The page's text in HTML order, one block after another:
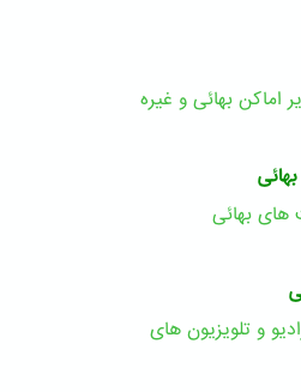
اماکن بهائی و غیره
های بهائی
و تلویزیون های